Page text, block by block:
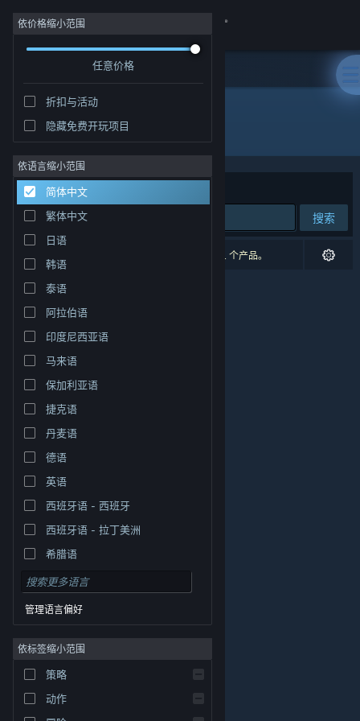
登录
社区
关于
客服
更改语言
获取 Steam 手机应用
查看桌面版网站
© Valve Corporation。保留所有权利。所有商标均为其在
律信息| 无障碍
依价格缩小范围
任意价格
折扣与活动
隐藏免费开玩项目
依语言缩小范围
简体中文
繁体中文
日语
韩语
泰语
阿拉伯语
印度尼西亚语
马来语
保加利亚语
捷克语
丹麦语
德语
英语
西班牙语 - 西班牙
西班牙语 - 拉丁美洲
希腊语
管理语言偏好
依标签缩小范围
策略
动作
发行商: BedRock Games
排序依据 相关性
搜索
0 个匹配的搜索结果。 根据您的偏好，已排除了 1 个产品。